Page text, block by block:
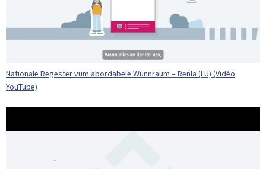
Nationale Regëster vum abordabele Wunnraum – Renla (LU) (Vidéo
YouTube)